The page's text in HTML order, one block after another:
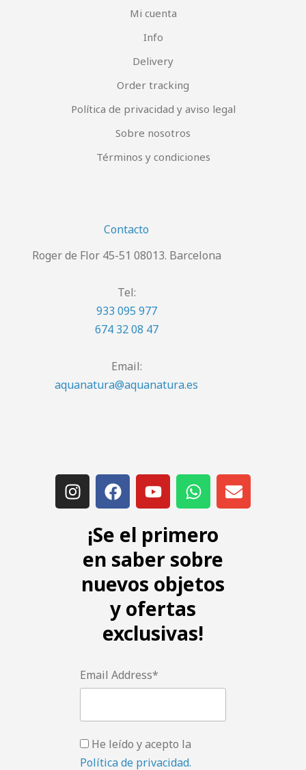
Mi cuenta
Info
Delivery
Order tracking
Política de privacidad y aviso legal
Sobre nosotros
Términos y condiciones
Contacto
Roger de Flor 45-51 08013. Barcelona
Tel:
933 095 977
674 32 08 47
Email:
aquanatura@aquanatura.es
¡Se el primero
en saber sobre
nuevos objetos
y ofertas
exclusivas!
Email Address*
He leído y acepto la
Política de privacidad.